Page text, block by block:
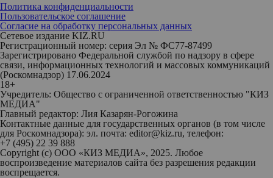
Политика конфиденциальности
Пользовательское соглашение
Согласие на обработку персональных данных
Сетевое издание KIZ.RU
Регистрационный номер: серия Эл № ФС77-87499
Зарегистрировано Федеральной службой по надзору в сфере
связи, информационных технологий и массовых коммуникаций
(Роскомнадзор) 17.06.2024
18+
Учредитель: Общество с ограниченной ответственностью "КИЗ
МЕДИА"
Главный редактор: Лия Казарян-Рогожина
Контактные данные для государственных органов (в том числе
для Роскомнадзора): эл. почта: editor@kiz.ru, телефон:
+7 (495) 22 39 888
Copyright (с) ООО «КИЗ МЕДИА», 2025. Любое
воспроизведение материалов сайта без разрешения редакции
воспрещается.